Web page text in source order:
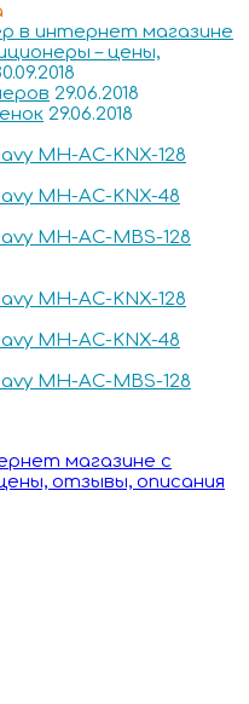
в интернет магазине
– цены,
29.06.2018
29.06.2018
MH-AC-KNX-128
MH-AC-KNX-48
MH-AC-MBS-128
MH-AC-KNX-128
MH-AC-KNX-48
MH-AC-MBS-128